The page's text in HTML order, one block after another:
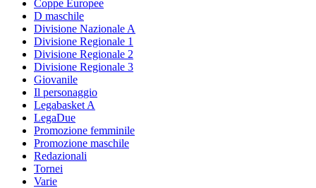
Coppe Europee
D maschile
Divisione Nazionale A
Divisione Regionale 1
Divisione Regionale 2
Divisione Regionale 3
Giovanile
Il personaggio
Legabasket A
LegaDue
Promozione femminile
Promozione maschile
Redazionali
Tornei
Varie